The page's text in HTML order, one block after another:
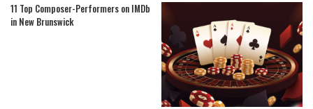
11 Top Composer-Performers on IMDb
in New Brunswick